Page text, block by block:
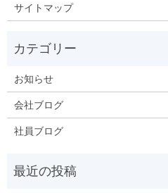
サイトマップ
お知らせ
会社ブログ
社員ブログ